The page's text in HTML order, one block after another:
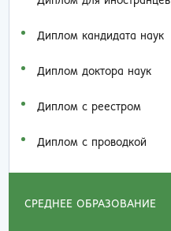
Диплом кандидата наук
Диплом доктора наук
Диплом с реестром
Диплом с проводкой
СРЕДНЕЕ ОБРАЗОВАНИЕ